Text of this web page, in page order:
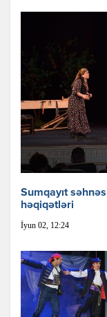
Sumqayıt
həqiqətləri
İyun 02, 12:24